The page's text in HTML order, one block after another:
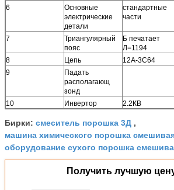
6
Основные
электрические
детали
стандартные
части
7
Триангулярный
пояс
Б печатает
Л=1194
8
Цепь 12А-3С64
9
Падать
располагающ
зонд
10 Инвертор 2.2КВ
Бирки: смеситель порошка 3Д ,
машина химического порошка
оборудование сухого порошка
Получить лучшую